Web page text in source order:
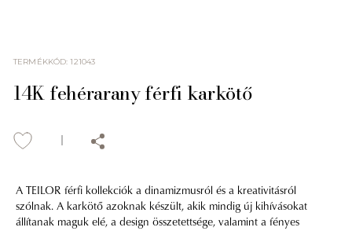
TERMÉKKÓD:121043
14K fehérarany férfi karkötő
A TEILOR férfi kollekciók a dinamizmusról és a kreativitásról
szólnak. A karkötő azoknak készült, akik mindig új kihívásokat
állítanak maguk elé, a design összetettsége, valamint a fényes